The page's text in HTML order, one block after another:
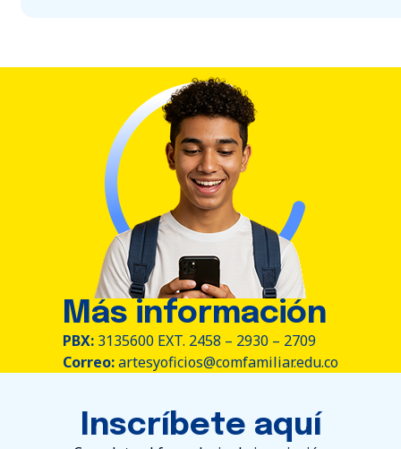
Más información
PBX: 3135600 EXT. 2458 – 2930 – 2709
Correo:artesyoficios@comfamiliar.edu.co
Inscríbete aquí